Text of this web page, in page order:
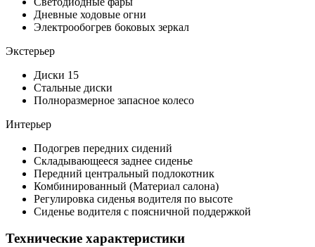
Дневные ходовые огни
Электрообогрев боковых зеркал
Экстерьер
Диски 15
Стальные диски
Полноразмерное запасное колесо
Интерьер
Подогрев передних сидений
Складывающееся заднее сиденье
Передний центральный подлокотник
Комбинированный (Материал салона)
Регулировка сиденья водителя по высоте
Сиденье водителя с поясничной поддержкой
Технические характеристики